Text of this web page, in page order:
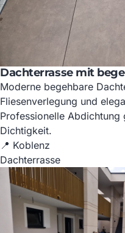
Dachterrasse mit
Moderne begehbare
Fliesenverlegung und
Professionelle Abdichtung
Dichtigkeit.
📍 Koblenz
Dachterrasse